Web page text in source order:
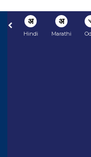
अ
Hindi
अ
Marathi